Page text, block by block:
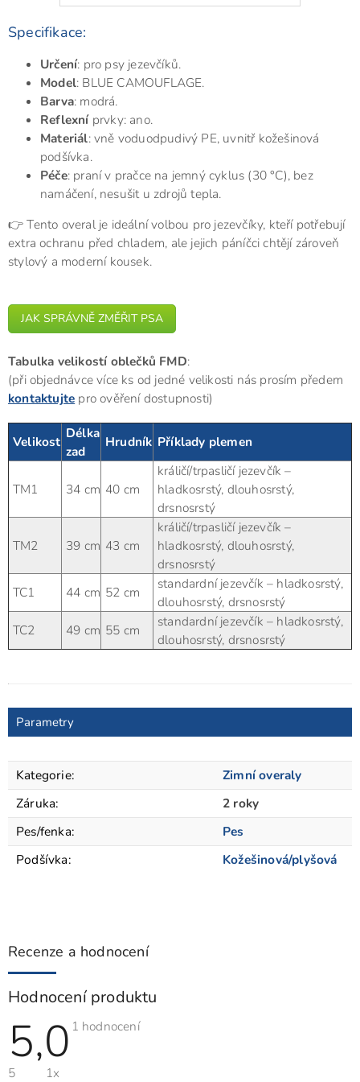
Specifikace:
Určení: pro psy jezevčíků.
Model: BLUE CAMOUFLAGE.
Barva: modrá.
Reflexníprvky: ano.
Materiál: vně voduodpudivý PE, uvnitř kožešinová
podšívka.
Péče: praní v pračce na jemný cyklus (30 °C), bez
namáčení, nesušit u zdrojů tepla.
👉 Tento overal je ideální volbou pro jezevčíky, kteří potřebují
extra ochranu před chladem, ale jejich páníčci chtějí zároveň
stylový a moderní kousek.
JAK SPRÁVNĚ ZMĚŘIT PSA
Tabulka velikostí oblečků FMD:
(při objednávce více ks od jedné velikosti nás prosím předem
kontaktujte pro ověření dostupnosti)
Velikost
Délka
zad
Hrudník Příklady plemen
TM1 34 cm 40 cm
králičí/trpasličí jezevčík –
hladkosrstý, dlouhosrstý,
drsnosrstý
TM2 39 cm 43 cm
králičí/trpasličí jezevčík –
hladkosrstý, dlouhosrstý,
drsnosrstý
TC1
44 cm 52 cm
standardní jezevčík – hladkosrstý,
dlouhosrstý, drsnosrstý
TC2
49 cm 55 cm
standardní jezevčík – hladkosrstý,
dlouhosrstý, drsnosrstý
Parametry
Kategorie:
Zimní overaly
Záruka:
2 roky
Pes/fenka:
Pes
Podšívka: Kožešinová/plyšová
Recenze a hodnocení
Hodnocení produktu
5,0 Průměrné
1 hodnocení
5 1x